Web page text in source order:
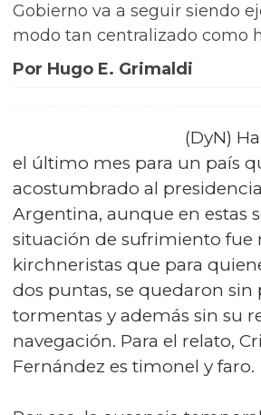
Gobierno va a seguir siendo
modo tan centralizado como
Por Hugo E. Grimaldi
(DyN)
el último mes para un país
acostumbrado al
Argentina, aunque en estas
situación de sufrimiento fue
kirchneristas que para
dos puntas, se quedaron sin
tormentas y además sin su
navegación. Para el relato,
Fernández es timonel y faro.